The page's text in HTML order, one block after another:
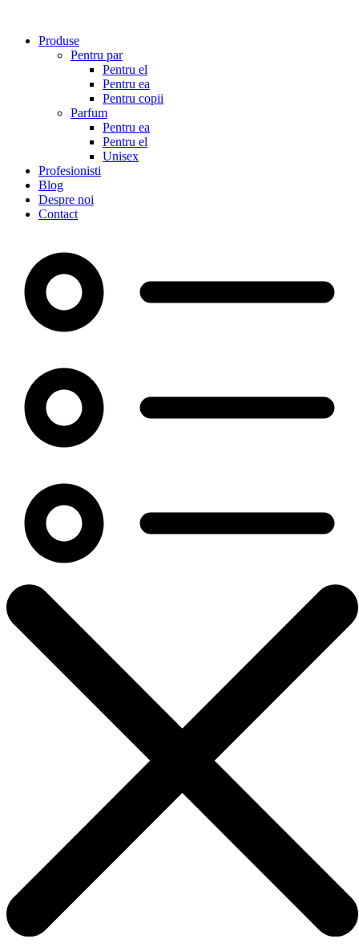
conținutProduse
Pentru par
Pentru el
Pentru ea
Pentru copii
Parfum
Pentru ea
Pentru el
Unisex
Profesionisti
Blog
Despre noi
Contact